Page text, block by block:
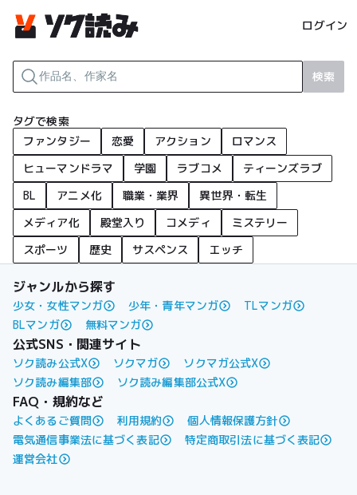
ログイン
検索
タグで検索
ファンタジー
恋愛 アクション
ロマンス
ヒューマンドラマ
学園 ラブコメ
ティーンズラブ
BL
アニメ化 職業・業界
異世界・転生
メディア化
殿堂入り コメディ
ミステリー
スポーツ
歴史 サスペンス エッチ
ジャンルから探す
少女・女性マンガ 少年・青年マンガ
TLマンガ
BLマンガ
無料マンガ
公式SNS・関連サイト
ソク読み公式X ソクマガ
ソクマガ公式X
ソク読み編集部
ソク読み編集部公式X
FAQ・規約など
よくあるご質問 利用規約
個人情報保護方針
電気通信事業法に基づく表記
特定商取引法に基づく表記
運営会社